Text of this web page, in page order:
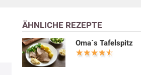
ÄHNLICHE REZEPTE
Oma´s Tafelspitz